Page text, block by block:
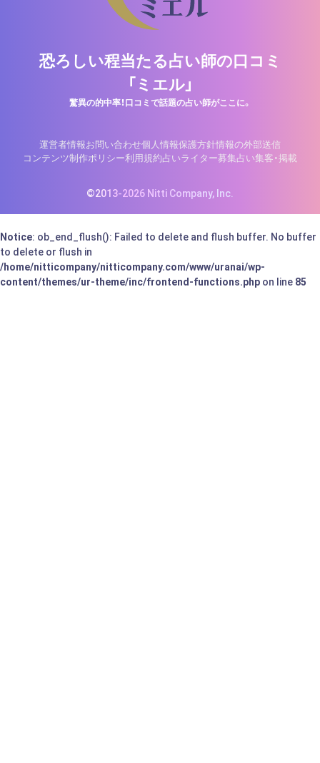
恐ろしい程当たる占い師の口コミ
「ミエル」
驚異の的中率！口コミで話題の占い師がここに。
運営者情報お問い合わせ個人情報保護方針情報の外部送信
コンテンツ制作ポリシー利用規約占いライター募集占い集客・掲載
©2013-2026 Nitti Company, Inc.
Notice: ob_end_flush(): Failed to delete and flush buffer. No buffer
to delete or flush in
/home/nitticompany/nitticompany.com/www/uranai/wp-
content/themes/ur-theme/inc/frontend-functions.php on line 85